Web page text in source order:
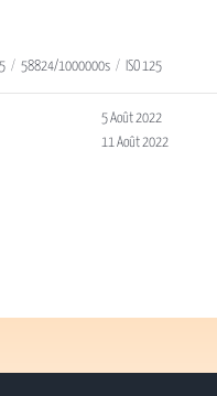
/ 58824/1000000s / ISO 125
5 Août 2022
11 Août 2022